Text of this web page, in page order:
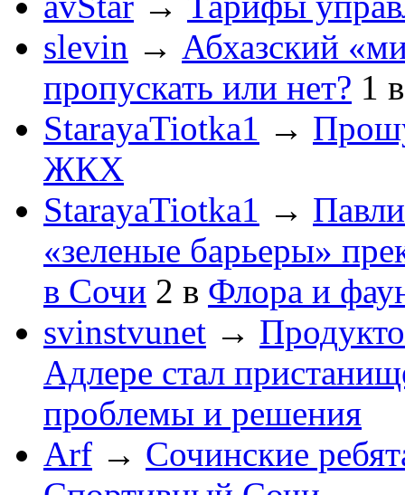
slevin → Абхазский
пропускать или нет? 1
StarayaTiotka1 →
ЖКХ
StarayaTiotka1 →
«зеленые барьеры»
в Сочи 2 в Флора и
svinstvunet →
Адлере стал
проблемы и решения
Arf → Сочинские